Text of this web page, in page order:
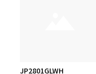
JP2801GLWH